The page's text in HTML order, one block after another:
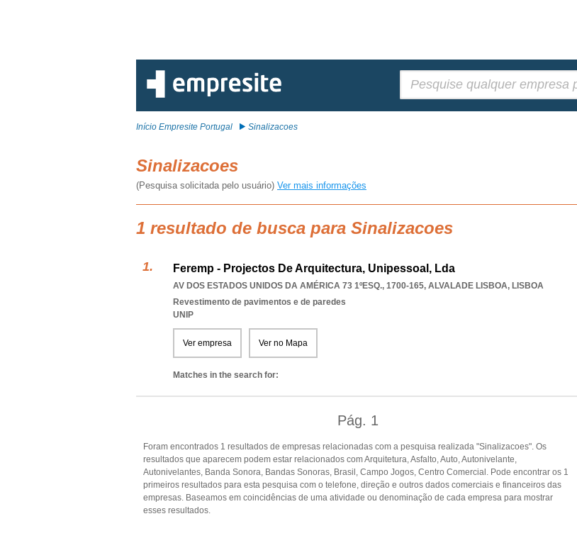
Início Empresite Portugal Sinalizacoes
Sinalizacoes
(Pesquisa solicitada pelo usuário) Ver mais informações
1 resultado de busca para Sinalizacoes
Feremp - Projectos De Arquitectura, Unipessoal, Lda
AV DOS ESTADOS UNIDOS DA AMÉRICA 73 1ºESQ., 1700-165, ALVALADE LISBOA, LISBOA
Revestimento de pavimentos e de paredes
UNIP
Ver empresa Ver no Mapa
Matches in the search for:
Pág. 1
Foram encontrados 1 resultados de empresas relacionadas com a pesquisa realizada "Sinalizacoes". Os
resultados que aparecem podem estar relacionados com Arquitetura, Asfalto, Auto, Autonivelante,
Autonivelantes, Banda Sonora, Bandas Sonoras, Brasil, Campo Jogos, Centro Comercial. Pode encontrar os 1
primeiros resultados para esta pesquisa com o telefone, direção e outros dados comerciais e financeiros das
empresas. Baseamos em coincidências de uma atividade ou denominação de cada empresa para mostrar
esses resultados.